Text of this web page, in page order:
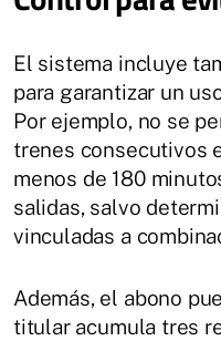
El sistema incluye
para garantizar un
Por ejemplo, no se
trenes consecutivos
menos de 180
salidas, salvo
vinculadas a
Además, el abono
titular acumula tres